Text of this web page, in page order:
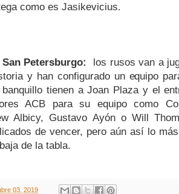
como es Jasikevicius.
Petersburgo:
los rusos van a
y han configurado un equipo
tienen a Joan Plaza y el
ACB para su equipo como
Albicy, Gustavo Ayón o Will
de vencer, pero aún así lo
de la tabla.
03, 2019